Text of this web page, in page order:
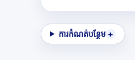
ការកំណត់បន្ថែម